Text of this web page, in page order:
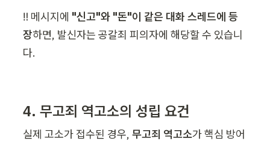
‼️ 메시지에 "신고"와 "돈"이 같은 대화 스레드에 등
장하면, 발신자는 공갈죄 피의자에 해당할 수 있습니
다.
4. 무고죄 역고소의 성립 요건
실제 고소가 접수된 경우, 무고죄 역고소가 핵심 방어